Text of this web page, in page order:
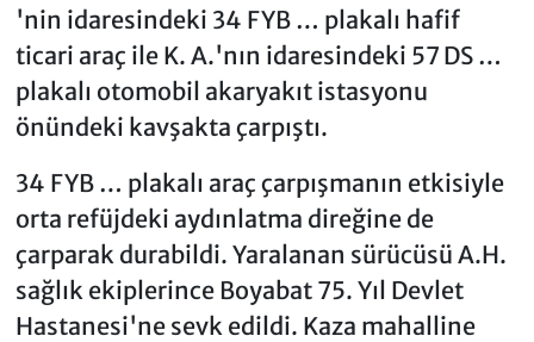
'nin idaresindeki 34 FYB … plakalı hafif
ticari araç ile K. A.'nın idaresindeki 57 DS …
plakalı otomobil akaryakıt istasyonu
önündeki kavşakta çarpıştı.
34 FYB … plakalı araç çarpışmanın etkisiyle
orta refüjdeki aydınlatma direğine de
çarparak durabildi. Yaralanan sürücüsü A.H.
sağlık ekiplerince Boyabat 75. Yıl Devlet
Hastanesi'ne sevk edildi. Kaza mahalline